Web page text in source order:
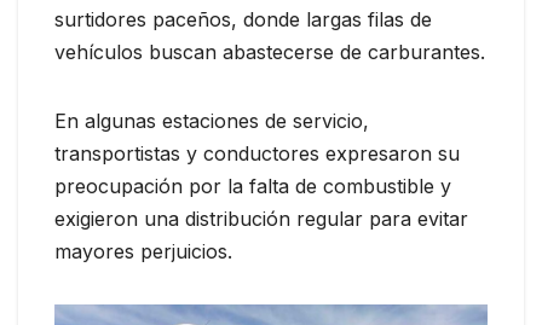
surtidores paceños, donde largas filas de
vehículos buscan abastecerse de carburantes.
En algunas estaciones de servicio,
transportistas y conductores expresaron su
preocupación por la falta de combustible y
exigieron una distribución regular para evitar
mayores perjuicios.